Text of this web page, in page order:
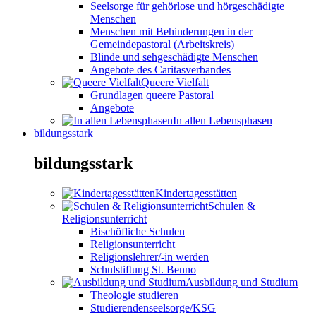
Seelsorge für gehörlose und hörgeschädigte
Menschen
Menschen mit Behinderungen in der
Gemeindepastoral (Arbeitskreis)
Blinde und sehgeschädigte Menschen
Angebote des Caritasverbandes
Queere Vielfalt
Grundlagen queere Pastoral
Angebote
In allen Lebensphasen
bildungsstark
bildungsstark
Kindertagesstätten
Schulen &
Religionsunterricht
Bischöfliche Schulen
Religionsunterricht
Religionslehrer/-in werden
Schulstiftung St. Benno
Ausbildung und Studium
Theologie studieren
Studierendenseelsorge/KSG